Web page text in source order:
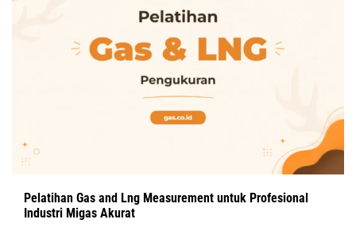
Pelatihan Gas and Lng Measurement untuk Profesional
Industri Migas Akurat